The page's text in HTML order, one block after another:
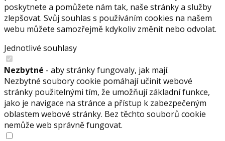
poskytnete a pomůžete nám tak, naše stránky a služby
zlepšovat. Svůj souhlas s používáním cookies na našem
webu můžete samozřejmě kdykoliv změnit nebo odvolat.
Jednotlivé souhlasy
Nezbytné - aby stránky fungovaly, jak mají.
Nezbytné soubory cookie pomáhají učinit webové
stránky použitelnými tím, že umožňují základní funkce,
jako je navigace na stránce a přístup k zabezpečeným
oblastem webové stránky. Bez těchto souborů cookie
nemůže web správně fungovat.